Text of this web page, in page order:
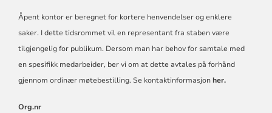
Åpent kontor er beregnet for kortere henvendelser og enklere
saker. I dette tidsrommet vil en representant fra staben være
tilgjengelig for publikum. Dersom man har behov for samtale med
en spesifikk medarbeider, ber vi om at dette avtales på forhånd
gjennom ordinær møtebestilling. Se kontaktinformasjon her.
Org.nr